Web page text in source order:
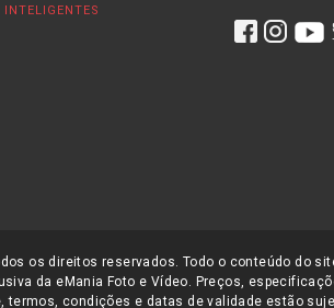
Carregadores GoProparacâmeras de açãoe
INTELIGENTES
os direitos reservados. Todo o conteúdo do
da eMania Foto e Vídeo. Preços,
condições e datas de validade estão